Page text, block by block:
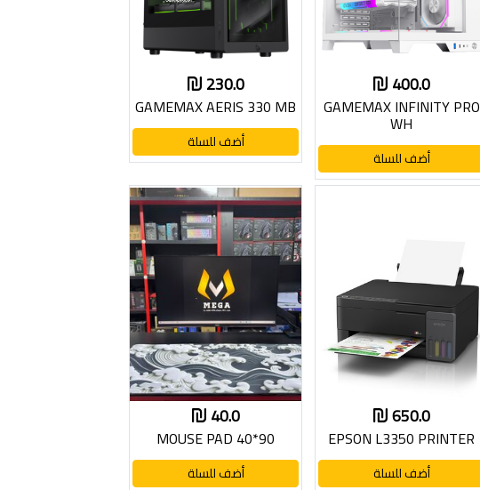
400.0
GAMEMAX INFINITY PRO
WH
أضف للسلة
230.0
GAMEMAX AERIS 330 MB
أضف للسلة
650.0
EPSON L3350 PRINTER
أضف للسلة
40.0
MOUSE PAD 40*90
أضف للسلة